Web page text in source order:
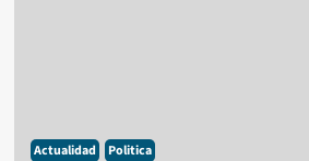
Actualidad Politica